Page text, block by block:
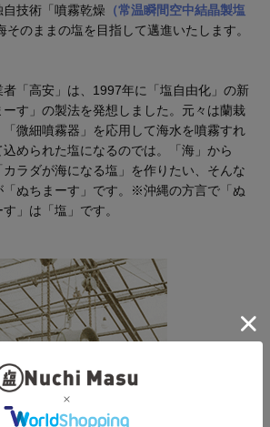
自技術「噴霧乾燥 （常温瞬間空中結晶製塩
そのままの塩を目指して邁進いたします。
「高安」は、1997年に「塩自由化」の新
す」の製法を発想しました。元々は蘭栽
微細噴霧器」を応用して海水を噴霧すれ
められた塩になるのでは。「海」から
カラダが海になる塩」を作りたい、そんな
「ぬちまーす」です。※沖縄の方言で「ぬ
」は「塩」です。